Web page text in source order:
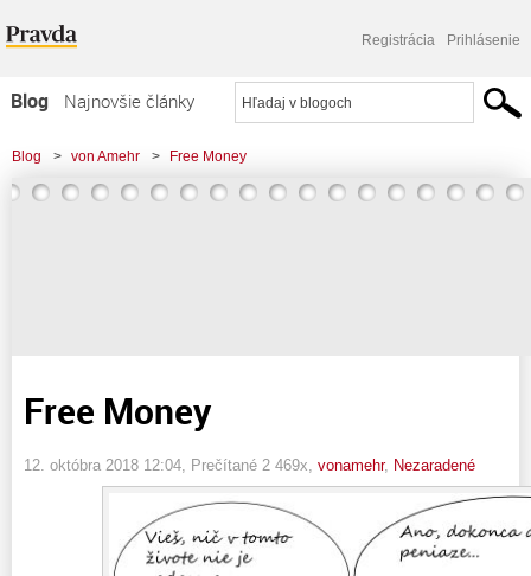
Registrácia Prihlásenie
Blog
Najnovšie články
Najčítanejšie články
Najkomentovanejšie články
Blog > von Amehr > Free Money
Free Money
12. októbra 2018 12:04 , Prečítané 2 469x, vonamehr, Nezaradené